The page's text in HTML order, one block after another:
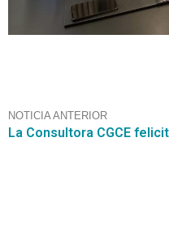
NOTICIA ANTERIOR